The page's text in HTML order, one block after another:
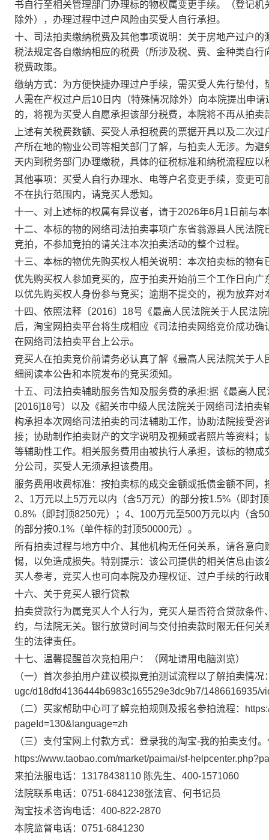
书自行至相关管理部门办理标的物权属变更手续。 （登记机
除外） ， 办理过程中过户风险由买受人自行承担。
十、司法拍卖缴纳税费及其他事项说明： 关于房地产过户的
税法规定各自缴纳相应的税费（所涉及税、费、金种类自行
税费政策。
缴纳方式： 为方便快捷办理过户手续，需买受人先行垫付，
人需在产权过户后10 日内（特殊情况除外）向本院提出申请
的，将视为买受人自愿承担该部分税费，本院将不再从拍卖
上述有关税费数额、买受人承担税费的票据开具以及二次过
产所在地的物业公司等相关部门了解， 与拍卖人无涉。 为避
天内到税务部门 办理缴税，具体的征税标准和纳税流程应以
其他事项： 买受人自行办理水、电等户名变更手续， 变更可
不在执行范围内，请竞买人悉知。
十一、对上述标的权属有异议者，请于2026年6月 1 日 前与本
十二、本标的物的网络司法拍卖事项广东省翁源县人民法院
竞拍，不参加竞拍的请关注本次拍卖活动的整个过程。
十三、本标的物优先购买权人相关说明 ：本次拍卖标的物有
优先购买权人参加竞买的，应于拍卖开始前三个工作日向广
以优先购买权人身份参与竞买；逾期不提交的，视为放弃对
十四、依照法释〔2016〕18号《最高人民法院关于人民法
后，淘宝网拍卖平台将生成相应《司法拍卖网络竞价成功
在网络司法拍卖平台上公示。
竞买人在拍卖竞价前请务必认真了解《最高人民法院关于
细阅读本公告和本院发布的竞买须知。
十五、 司法拍卖辅助服务告知及服务费的承担:据《最高人
[2016]18号）以及《韶关市中级人民法院关于网络司法拍卖
构承担本次网络司法拍卖的司法辅助工作，协助法院接受
接；协助制作拍卖财产的文字说明及视频或者照片等资料
等辅助性工作。相关服务费用由被执行人承担，该标的物成
分公司 ，买受人无须承担该费用。
服务费用收费标准：按拍卖标的成交金额或抵债金额不同，
2、1万元以上5万元以内（含5万元）的部分按1.5%（即封
0.8%（即封顶8250元）；4、100万元至500万元以内（含
的部分按0.1%（单件标的封顶50000元）。
所有拍卖过程与地方中介、其他机构无任何关系，请各意
惕，以免造成损失。特别提示：该公司提供的相关信息由
买人参考，竞买人也可向本院及办理权证、过户手续的行政
十六、关于竞买人银行贷款
拍卖贷款行为属竞买人个人行为，竞买人是否符合贷款条
约，与法院无关。银行放贷时间与交付拍卖款时限无任何
生的法律责任。
十七、 温馨提醒首次竞拍用户 ： （ 网址请用电脑浏览）
（一） 首次参拍用户建议模拟竞拍测试流程以了解拍卖情况
ugc/d18dfd4136444b6983c165529e3dc9b7/1486616935/
（二） 买家帮助中心可了解竞拍规则及报名参拍流程：
pageId=130&language=zh
（三） 支付宝网上付款方式：登录我的淘宝-我的拍卖支付
https://www.taobao.com/market/paimai/sf-
来拍法服电话： 13178438110 陈先生、400-1571060
法院联系电话： 0751-6841238张法官、 何书记员
淘宝技术咨询电话： 400-822-2870
本院监督电话： 0751-6841230